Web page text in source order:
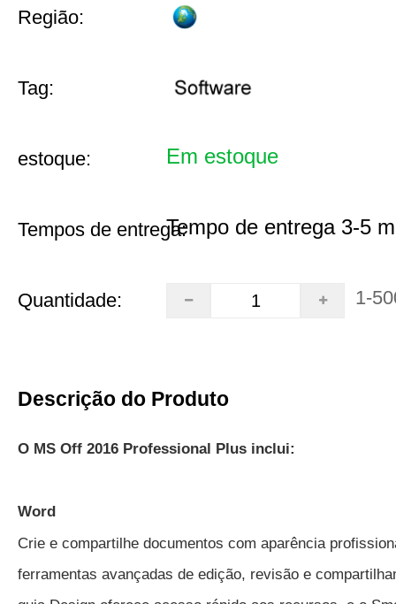
Região:
Tag:
estoque: Em estoque
Tempos de entrega:Tempo de entrega 3-5
Quantidade: 1-
Descrição do Produto
O MS Off 2016 Professional Plus inclui:
Word
Crie e compartilhe documentos com aparência
ferramentas avançadas de edição, revisão e